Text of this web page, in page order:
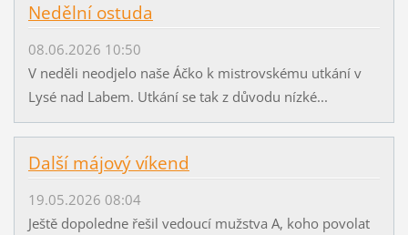
Nedělní ostuda
08.06.2026 10:50
V neděli neodjelo naše Áčko k mistrovskému utkání v
Lysé nad Labem. Utkání se tak z důvodu nízké...
Další májový víkend
19.05.2026 08:04
Ještě dopoledne řešil vedoucí mužstva A, koho povolat